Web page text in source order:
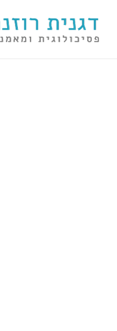
לתוכן